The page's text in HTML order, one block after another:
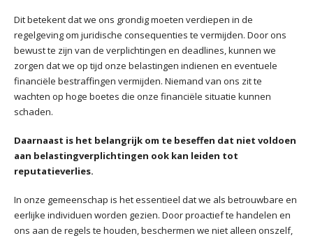
Dit betekent dat we ons grondig moeten verdiepen in de
regelgeving om juridische consequenties te vermijden. Door ons
bewust te zijn van de verplichtingen en deadlines, kunnen we
zorgen dat we op tijd onze belastingen indienen en eventuele
financiële bestraffingen vermijden. Niemand van ons zit te
wachten op hoge boetes die onze financiële situatie kunnen
schaden.
Daarnaast is het belangrijk om te beseffen dat niet voldoen
aan belastingverplichtingen ook kan leiden tot
reputatieverlies.
In onze gemeenschap is het essentieel dat we als betrouwbare en
eerlijke individuen worden gezien. Door proactief te handelen en
ons aan de regels te houden, beschermen we niet alleen onszelf,